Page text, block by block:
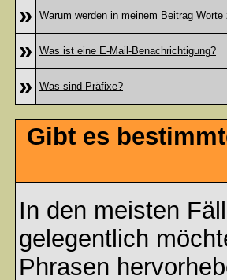
» Warum werden in meinem Beitrag Worte
» Was ist eine E-Mail-Benachrichtigung?
» Was sind Präfixe?
Gibt es
In den meisten
gelegentlich
Phrasen